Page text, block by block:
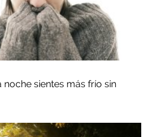
noche sientes más frío sin